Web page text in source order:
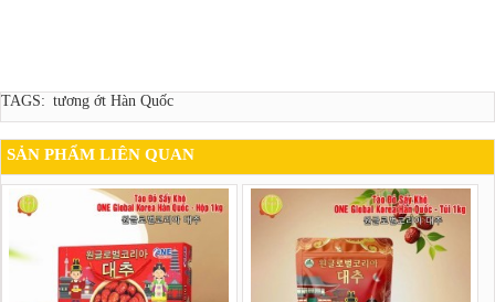
TAGS: tương ớt Hàn Quốc
SẢN PHẨM LIÊN QUAN